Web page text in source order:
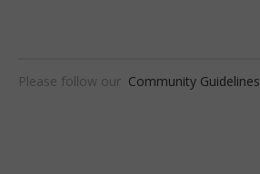
Please follow our Community Guidelines